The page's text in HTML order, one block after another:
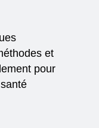
et
pour